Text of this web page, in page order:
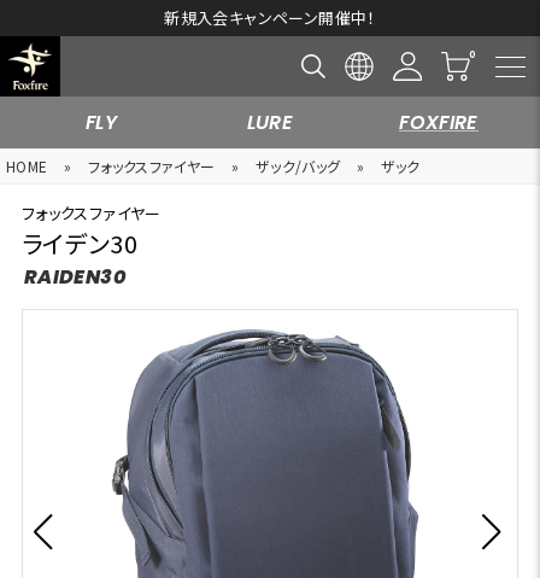
新規入会キャンペーン開催中！
FLY LURE FOXFIRE
HOME » フォックスファイヤー » ザック/バッグ » ザック
フォックスファイヤー
ライデン30
RAIDEN30